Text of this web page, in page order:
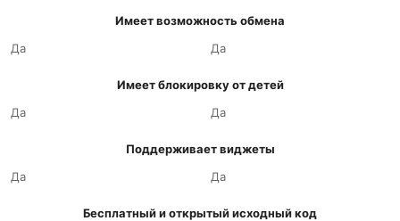
Имеет возможность обмена
Да
Да
Имеет блокировку от детей
Да
Да
Поддерживает виджеты
Да
Да
Бесплатный и открытый исходный код